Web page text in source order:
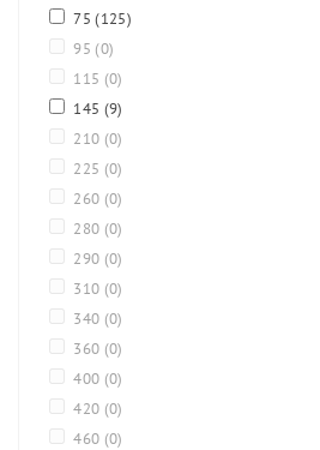
75(125)
95 (0)
115 (0)
145 (9)
210 (0)
225 (0)
260 (0)
280 (0)
290 (0)
310 (0)
340 (0)
360 (0)
400 (0)
420 (0)
460 (0)